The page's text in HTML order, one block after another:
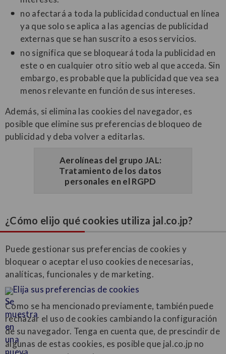
no afectará a toda la publicidad conductual en línea
ya que solo se aplica a las agencias de publicidad
externas que se han suscrito a esos servicios.
no significa que se bloqueará toda la publicidad en
este o en cualquier otro sitio web al que acceda. Sin
embargo, es probable que la publicidad que vea sea
menos relevante en función de sus intereses.
Además, si elimina las cookies del navegador, es
posible que elimine sus preferencias de bloqueo de
publicidad y deba volver a editarlas.
Aerolíneas del grupo JAL:
Tratamiento de los datos
personales en el RGPD
¿Cómo elijo qué cookies utiliza jal.co.jp?
Puede gestionar sus preferencias de cookies y
bloquear o aceptar el uso cookies de necesarias,
analíticas, funcionales y de marketing.
Elija sus preferencias de cookies
Como se ha mencionado previamente, también puede
rechazar el uso de cookies cambiando la configuración
de su navegador. Tenga en cuenta que, de prescindir de
algunas de estas cookies, es posible que jal.co.jp no